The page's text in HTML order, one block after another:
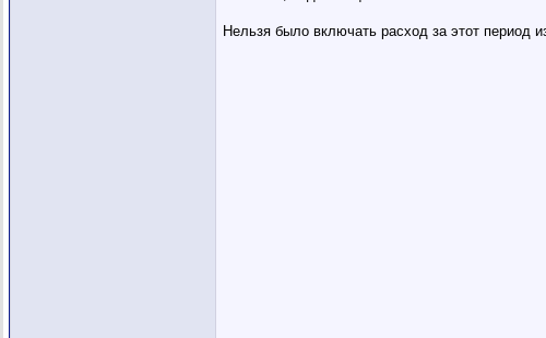
Нельзя было включать расход за этот период